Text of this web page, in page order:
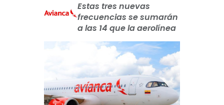
Estas tres nuevas
frecuencias se sumarán
a las 14 que la aerolínea